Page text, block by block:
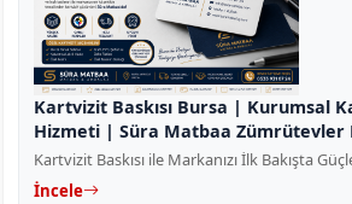
Kartvizit Baskısı Bursa | Kurumsal
Hizmeti | Süra Matbaa Zümrütevler
Kartvizit Baskısı ile Markanızı İlk Bakışta
İncele